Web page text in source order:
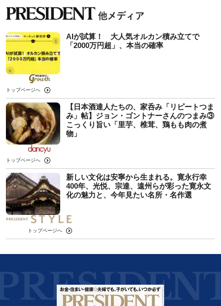
AIが試算！ 大人気オルカン積み立てで
「2000万円超」、本当の確率
トップページへ
【日本酒達人たちの、家呑み「リピートつま
み」帖】ジョン・ゴントナーさんのつまみ③
こっくり旨い「里芋、椎茸、鶏もも肉の煮
物」
トップページへ
新しい文化は安寧から生まれる。寛永行幸
400年、光悦、宗達、遠州らが彩った寛永文
化の魅力と、今年見たい名所・名作選
トップページへ